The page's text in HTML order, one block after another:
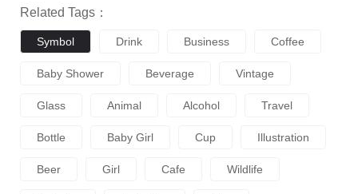
Related Tags：
Symbol Drink Business Coffee
Baby Shower Beverage Vintage
Glass Animal Alcohol Travel
Bottle Baby Girl Cup Illustration
Beer Girl Cafe Wildlife